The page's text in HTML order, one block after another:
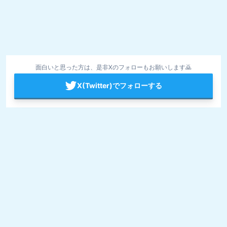
面白いと思った方は、是非Xのフォローもお願いします🙇
X(Twitter)でフォローする